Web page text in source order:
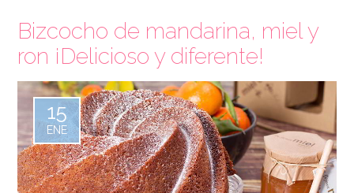
Bizcocho de mandarina, miel y
ron ¡Delicioso y diferente!
15
ENE